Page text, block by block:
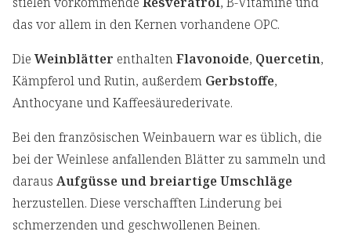
das vor allem in den Kernen vorhandene OPC.
DieWeinblätter enthaltenFlavonoide, Quercetin,
Kämpferol und Rutin, außerdem Gerbstoffe,
Anthocyane und Kaffeesäurederivate.
Bei den französischen Weinbauern war es üblich, die
bei der Weinlese anfallenden Blätter zu sammeln und
daraus Aufgüsse und breiartige Umschläge
herzustellen. Diese verschafften Linderung bei
schmerzenden und geschwollenen Beinen.